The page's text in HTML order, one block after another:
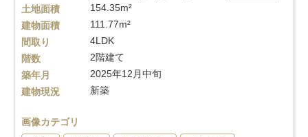
土地面積
154.35m²
建物面積
111.77m²
間取り
4LDK
階数
2階建て
築年月
2025年12月中旬
建物現況
新築
画像カテゴリ